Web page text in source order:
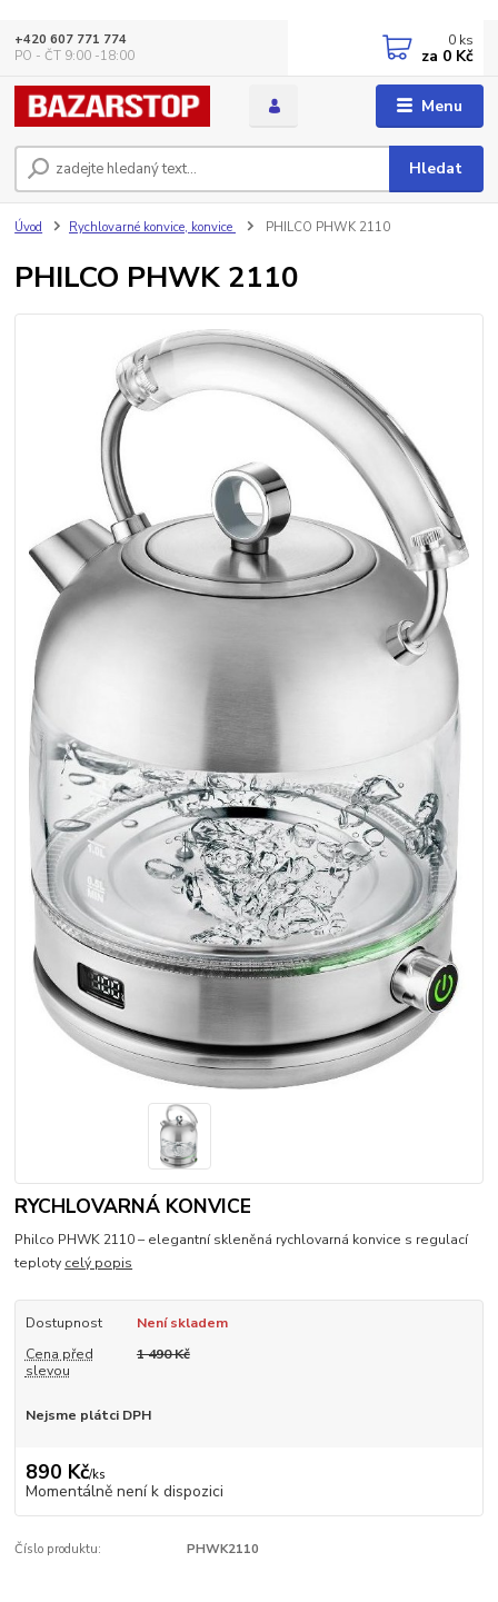
Menu
Hledat
+420 607 771 774
PO - ČT 9:00 -18:00
0 ks
za 0 Kč
Úvod Rychlovarné konvice, konvice PHILCO PHWK 2110
PHILCO PHWK 2110
RYCHLOVARNÁ KONVICE
Philco PHWK 2110 – elegantní skleněná rychlovarná konvice s regulací
teploty celý popis
Dostupnost
Není skladem
Cena před
slevou
1 490 Kč
Nejsme plátci DPH
890 Kč/ks
Momentálně není k dispozici
Číslo produktu: PHWK2110